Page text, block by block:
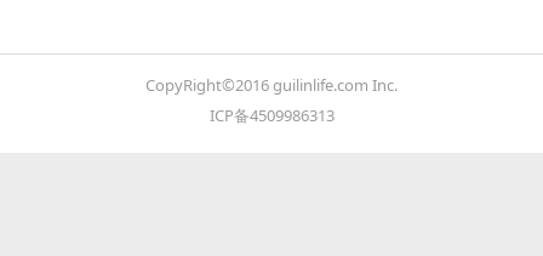
CopyRight©2016 guilinlife.com Inc.
ICP备4509986313